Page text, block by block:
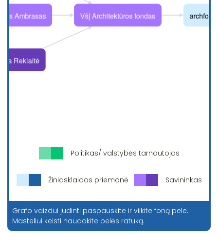
Politikas/ valstybės tarnautojas
Žiniasklaidos priemonė Savininkas
Grafo vaizdui judinti paspauskite ir vilkite foną pele.
Masteliui keisti naudokite pelės ratuką.